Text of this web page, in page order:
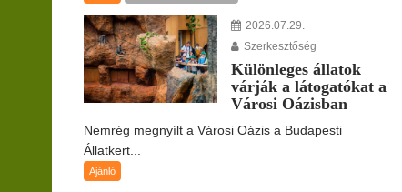
2026.07.29.
Szerkesztőség
Különleges állatok
várják a látogatókat a
Városi Oázisban
Nemrég megnyílt a Városi Oázis a Budapesti
Állatkert...
Ajánló